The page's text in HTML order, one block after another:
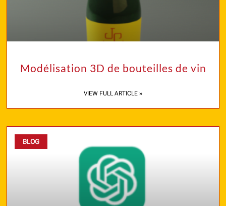
Modélisation 3D de bouteilles de vin
VIEW FULL ARTICLE »
BLOG